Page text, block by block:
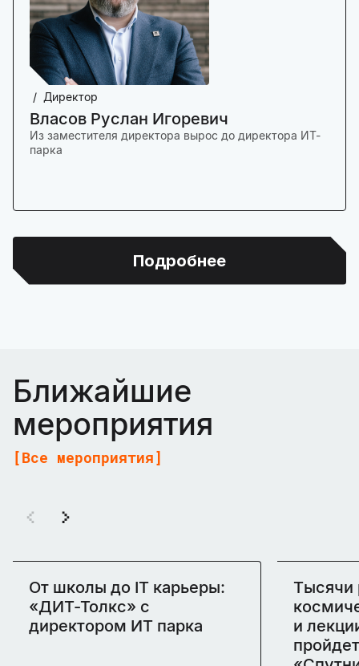
Директор
Власов Руслан Игоревич
Из заместителя директора вырос до директора ИТ-
парка
Подробнее
Ближайшие
мероприятия
Все мероприятия
От школы до IT карьеры:
«ДИТ-Толкс» с
директором ИТ парка
Тысячи
и